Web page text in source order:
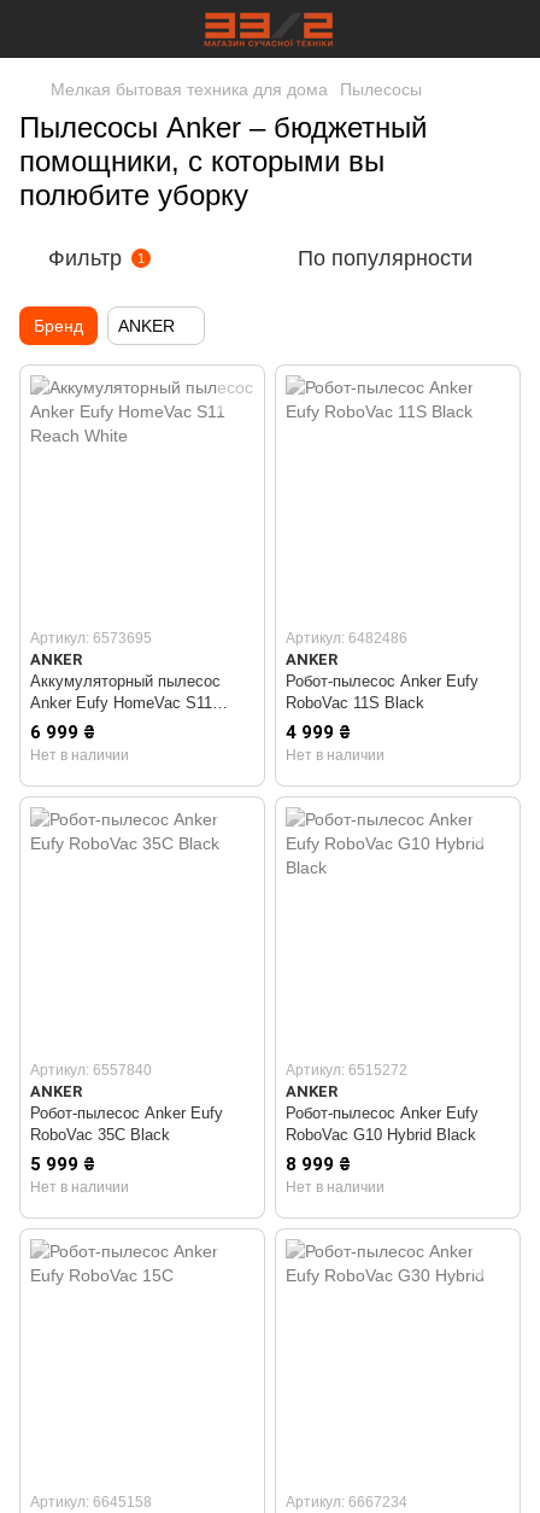
Мелкая бытовая техника для дома Пылесосы
Пылесосы Anker – бюджетный
помощники, с которыми вы
полюбите уборку
Фильтр 1 По популярности
Бренд ANKER
Артикул: 6573695
ANKER
Аккумуляторный пылесос
Anker Eufy HomeVac S11
Reach White
6 999 ₴
Нет в наличии
Артикул: 6482486
ANKER
Робот-пылесос Anker Eufy
RoboVac 11S Black
4 999 ₴
Нет в наличии
Артикул: 6557840
ANKER
Робот-пылесос Anker Eufy
RoboVac 35C Black
5 999 ₴
Нет в наличии
Артикул: 6515272
ANKER
Робот-пылесос Anker Eufy
RoboVac G10 Hybrid Black
8 999 ₴
Нет в наличии
Артикул: 6645158 Артикул: 6667234